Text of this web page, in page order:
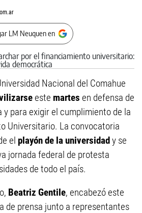
LM Neuquen en
Nacional del Comahue
este martes en defensa de
y para exigir el cumplimiento de la
Universitario. La convocatoria
el playón de la universidady se
jornada federal de protesta
de todo el país.
Beatriz Gentile, encabezó este
de prensa junto a representantes